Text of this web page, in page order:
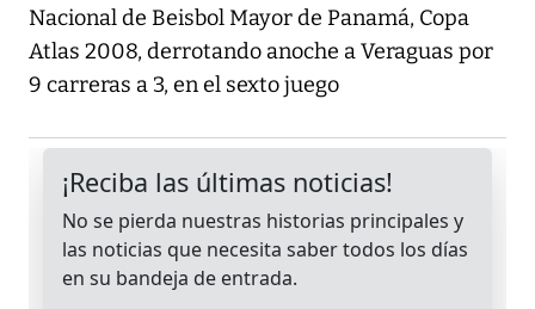
Nacional de Beisbol Mayor de Panamá, Copa
Atlas 2008, derrotando anoche a Veraguas por
9 carreras a 3, en el sexto juego